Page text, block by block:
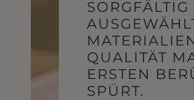
SORGFÄLTIG
QUALITÄT
ERSTEN
SPÜRT.